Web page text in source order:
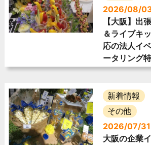
2026/08/
【大阪】出
＆ライブキ
応の法人イ
ータリング
新着情報
その他
2026/07/31
大阪の企業